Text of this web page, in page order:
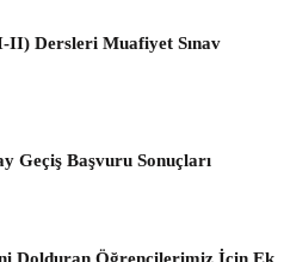
II) Dersleri Muafiyet Sınav
Geçiş Başvuru Sonuçları
Dolduran Öğrencilerimiz İçin Ek